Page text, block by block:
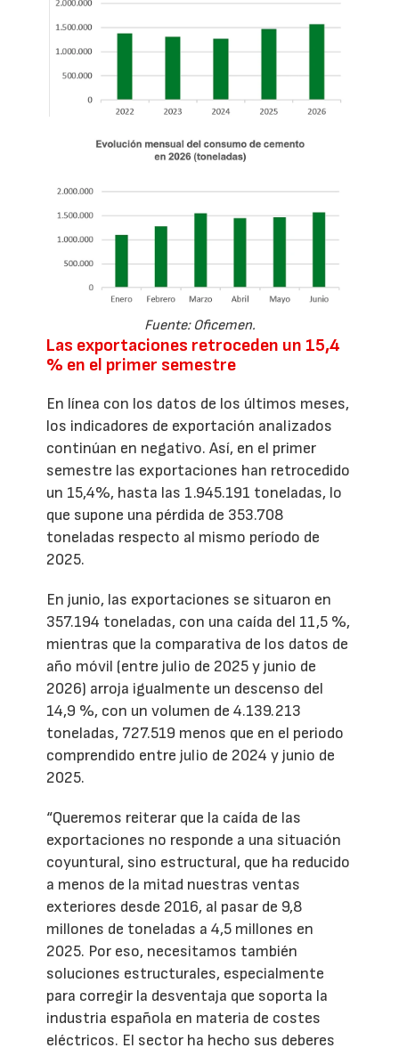
Fuente: Oficemen.
Las exportaciones retroceden un 15,4
% en el primer semestre
En línea con los datos de los últimos meses,
los indicadores de exportación analizados
continúan en negativo. Así, en el primer
semestre las exportaciones han retrocedido
un 15,4%, hasta las 1.945.191 toneladas, lo
que supone una pérdida de 353.708
toneladas respecto al mismo período de
2025.
En junio, las exportaciones se situaron en
357.194 toneladas, con una caída del 11,5 %,
mientras que la comparativa de los datos de
año móvil (entre julio de 2025 y junio de
2026) arroja igualmente un descenso del
14,9 %, con un volumen de 4.139.213
toneladas, 727.519 menos que en el periodo
comprendido entre julio de 2024 y junio de
2025.
“Queremos reiterar que la caída de las
exportaciones no responde a una situación
coyuntural, sino estructural, que ha reducido
a menos de la mitad nuestras ventas
exteriores desde 2016, al pasar de 9,8
millones de toneladas a 4,5 millones en
2025. Por eso, necesitamos también
soluciones estructurales, especialmente
para corregir la desventaja que soporta la
industria española en materia de costes
eléctricos. El sector ha hecho sus deberes